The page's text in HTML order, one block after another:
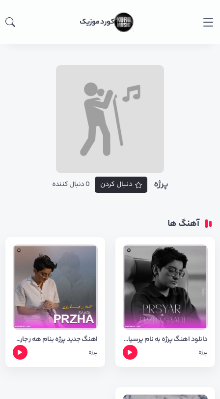
کورد موزیک
پرژه دنبال کردن 0 دنبال کننده
آهنگ ها
دانلود اهنگ پرژه به نام پرسیار + متن اهنگ
پرژه
اهنگ جدید پرژه بنام هه ر جاره + تکست اهنگ
پرژه